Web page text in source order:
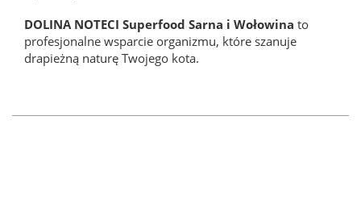
DOLINA NOTECI Superfood Sarna i Wołowina to
profesjonalne wsparcie organizmu, które szanuje
drapieżną naturę Twojego kota.